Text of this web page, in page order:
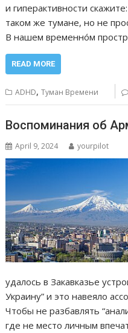
и гиперактивности
таком же тумане, но не
В нашем временнóм
READ MORE
ADHD,Туман Времени
Воспоминания об
April 9, 2024 yourpilot
удалось в Закавказье
Украину” и это навеяло
Чтобы не разбавлять
где не место личным